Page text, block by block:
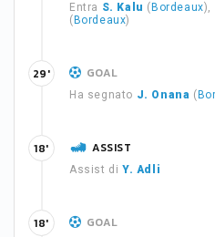
Entra S. Kalu ( Bordeaux),
( Bordeaux)
GOAL
Ha segnato J. Onana (
29'
ASSIST
Assist di Y. Adli
18'
GOAL
18'